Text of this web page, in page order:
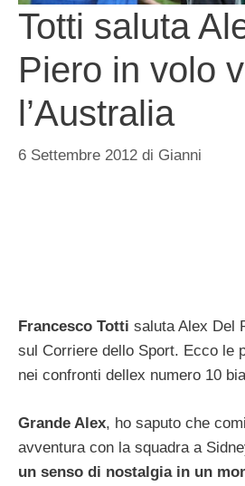
Totti saluta
Piero in volo
l’Australia
6 Settembre 2012 di Gianni
Francesco Totti saluta Alex Del
sul Corriere dello Sport. Ecco le
nei confronti dellex numero 10
Grande Alex, ho saputo che
avventura con la squadra a
un senso di nostalgia in un